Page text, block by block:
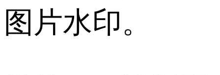
图片水印。